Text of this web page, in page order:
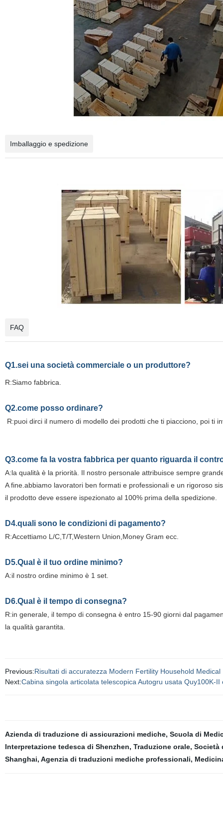
Imballaggio e spedizione
FAQ
Q1.sei una società commerciale o un produttore?
R:Siamo fabbrica.
Q2.come posso ordinare?
R:puoi dirci il numero di modello dei prodotti che ti piacciono, poi ti
Q3.come fa la vostra fabbrica per quanto riguarda il
A:la qualità è la priorità. Il nostro personale attribuisce sempre
A fine.abbiamo lavoratori ben formati e professionali e un rigoroso
il prodotto deve essere ispezionato al 100% prima della spedizione.
D4.quali sono le condizioni di pagamento?
R:Accettiamo L/C,T/T,Western Union,Money Gram ecc.
D5.Qual è il tuo ordine minimo?
A:il nostro ordine minimo è 1 set.
D6.Qual è il tempo di consegna?
R:in generale, il tempo di consegna è entro 15-90 giorni dal
la qualità garantita.
Previous:Risultati di accuratezza Modern Fertility Household
Next:Cabina singola articolata telescopica Autogru usata Quy100K-
Azienda di traduzione di assicurazioni mediche, Scuola di
Interpretazione tedesca di Shenzhen, Traduzione orale, Società
Shanghai, Agenzia di traduzioni mediche professionali,